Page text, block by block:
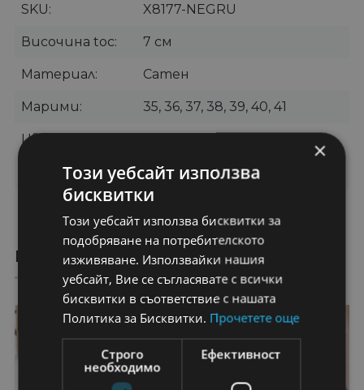
SKU X8177-NEGRU
Височина toc 7 см
Материал Сатен
Марими 35, 36, 37, 38, 39, 40, 41
Цвят
Категории Дамски боти,Боти на ток
Бранд OEM
ПРЕПОРЪЧАНИ ПРОДУКТИ
25% 22%
×
Този уебсайт използва
бисквитки
Този уебсайт използва бисквитки за
подобряване на потребителското
изживяване. Използвайки нашия
уебсайт, Вие се съгласявате с всички
бисквитки в съответствие с нашата
Политика за Бисквитки. Прочетете още
Строго
необходимо
Ефективност